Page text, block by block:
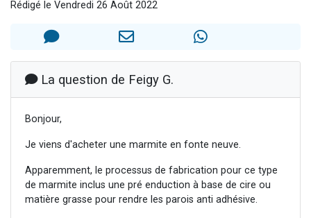
3 personnes viennent de faire un don pour Événements Torah-Box
Il reste 49 places pour étudier en groupe sur Zoom
2 personnes viennent de nous rejoindre sur WhatsApp
Rédigé le Vendredi 26 Août 2022
La question de Feigy G.
Bonjour,
Je viens d'acheter une marmite en fonte neuve.
Apparemment, le processus de fabrication pour ce type
de marmite inclus une pré enduction à base de cire ou
matière grasse pour rendre les parois anti adhésive.